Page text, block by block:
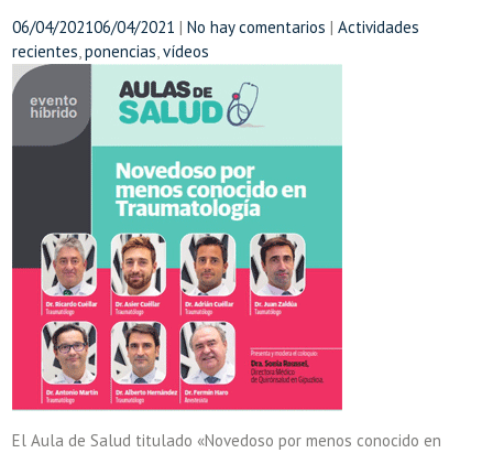
06/04/202106/04/2021 |No hay comentarios |Actividades
recientes,ponencias,vídeos
El Aula de Salud titulado «Novedoso por menos conocido en